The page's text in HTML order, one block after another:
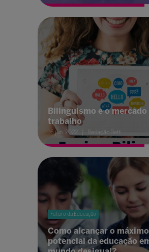
Bilinguismo e o mercado
trabalho
16 jun. 2022 Redação Bett
Futuro da Educação
Como alcançar o máximo
potencial da educação